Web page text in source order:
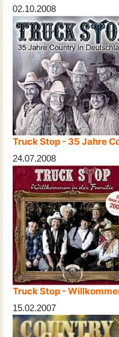
02.10.2008
Truck Stop - 35 Jahre
24.07.2008
Truck Stop -
15.02.2007